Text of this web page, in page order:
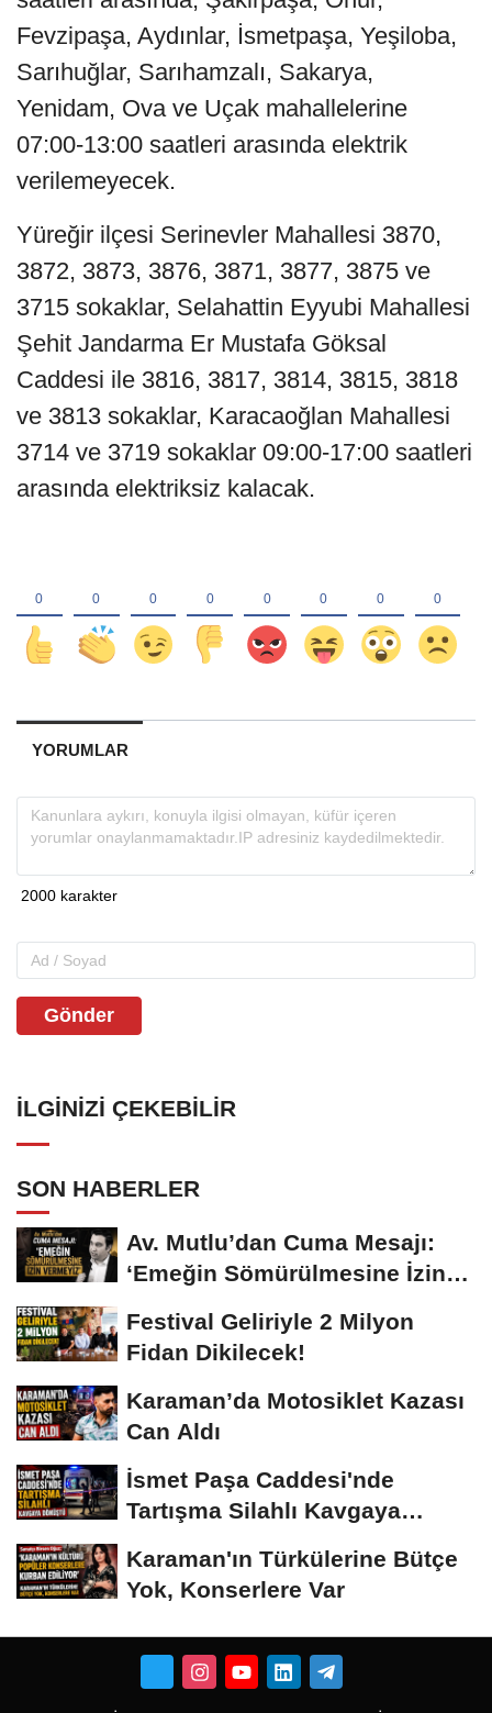
Fevzipaşa, Aydınlar, İsmetpaşa, Yeşiloba,
Sarıhuğlar, Sarıhamzalı, Sakarya,
Yenidam, Ova ve Uçak mahallelerine
07:00-13:00 saatleri arasında elektrik
verilemeyecek.
Yüreğir ilçesi Serinevler Mahallesi 3870,
3872, 3873, 3876, 3871, 3877, 3875 ve
3715 sokaklar, Selahattin Eyyubi Mahallesi
Şehit Jandarma Er Mustafa Göksal
Caddesi ile 3816, 3817, 3814, 3815, 3818
ve 3813 sokaklar, Karacaoğlan Mahallesi
3714 ve 3719 sokaklar 09:00-17:00 saatleri
arasında elektriksiz kalacak.
YORUMLAR
Gönder
İLGINIZI ÇEKEBILIR
SON HABERLER
Av. Mutlu’dan Cuma Mesajı:
‘Emeğin Sömürülmesine İzin
Festival Geliriyle 2 Milyon
Fidan Dikilecek!
Karaman’da Motosiklet Kazası
Can Aldı
İsmet Paşa Caddesi'nde
Tartışma Silahlı Kavgaya
Karaman'ın Türkülerine Bütçe
Yok, Konserlere Var